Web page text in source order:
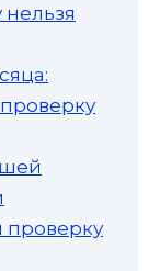
проверку